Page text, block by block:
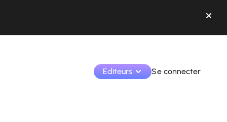
Editeurs Se connecter